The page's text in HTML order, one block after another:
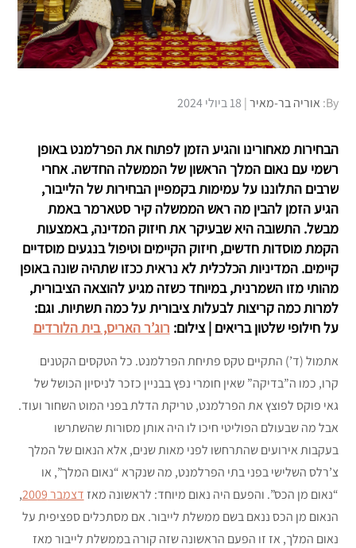
By: אוריה בר-מאיר Posted
18 ביולי 2024
הבחירות מאחורינו והגיע הזמן לפתוח את הפרלמנט באופן
רשמי עם נאום המלך הראשון של הממשלה החדשה. אחרי
שרבים התלוננו על עמימות בקמפיין הבחירות של הלייבור,
הגיע הזמן להבין מה ראש הממשלה קיר סטארמר באמת
מבשל. התשובה היא שבעיקר את חיזוק המדינה, באמצעות
הקמת מוסדות חדשים, חיזוק הקיימים וטיפול בנגעים מוסדיים
קיימים. המדיניות הכלכלית לא נראית ככזו שתהיה שונה באופן
מהותי מזו השמרנית, במיוחד כשזה מגיע להוצאה הציבורית,
למרות כמה קריצות לבעלות ציבורית על כמה תשתיות. וגם:
על חילופי שלטון בריאים | צילום: רוג’ר האריס, בית הלורדים
אתמול (ד’) התקיים טקס פתיחת הפרלמנט. כל הטקסים הקטנים
קרו, כמו ה”בדיקה” שאין חומרי נפץ בבניין כזכר לניסיון הכושל של
גאי פוקס לפוצץ את הפרלמנט, טריקת הדלת בפני המוט השחור ועוד.
אבל מה שבעולם הפוליטי חיכו לו היה אותן מסורות שהשתרשו
בעקבות אירועים שהתרחשו לפני מאות שנים, אלא הנאום של המלך
צ’רלס השלישי בפני בתי הפרלמנט, מה שנקרא “נאום המלך”, או
“נאום מן הכס”. והפעם היה נאום מיוחד: לראשונה מאז דצמבר 2009
,
הנאום מן הכס ננאם בשם ממשלת לייבור. אם מסתכלים ספציפית על
נאום המלך, אז זו הפעם הראשונה שזה קורה בממשלת לייבור מאז